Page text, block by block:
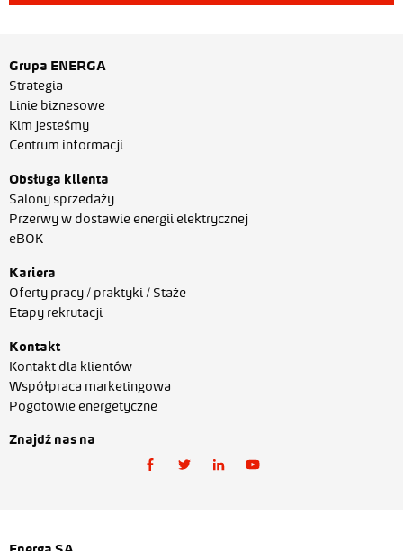
Grupa ENERGA
Strategia
Linie biznesowe
Kim jesteśmy
Centrum informacji
Obsługa klienta
Salony sprzedaży
Przerwy w dostawie energii elektrycznej
eBOK
Kariera
Oferty pracy / praktyki / Staże
Etapy rekrutacji
Kontakt
Kontakt dla klientów
Współpraca marketingowa
Pogotowie energetyczne
Znajdź nas na